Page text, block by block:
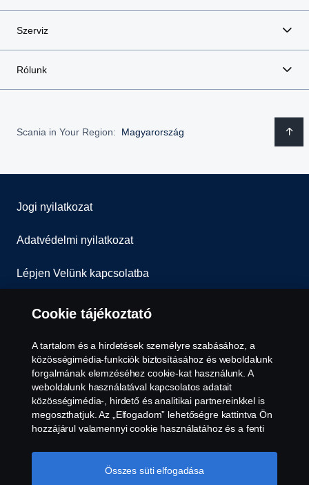
Szerviz
Rólunk
Scania in Your Region: Magyarország
Jogi nyilatkozat
Adatvédelmi nyilatkozat
Lépjen Velünk kapcsolatba
Általános Szerződési Feltételek
Visszaélés-bejelentés
Süti szabályzat
Cookie tájékoztató
Cookie tájékoztató
A tartalom és a hirdetések személyre szabásához, a
közösségimédia-funkciók biztosításához és weboldalunk
forgalmának elemzéséhez cookie-kat használunk. A
weboldalunk használatával kapcsolatos adatait
közösségimédia-, hirdető és analitikai partnereinkkel is
megoszthatjuk. Az „Elfogadom” lehetőségre kattintva Ön
hozzájárul valamennyi cookie használatához és a fenti
megtudni arról, hogyan használjuk a cookie-kat,
látogasson el cookie-oldalunkra, amelyet a szöveg végén
Összes süti elfogadása